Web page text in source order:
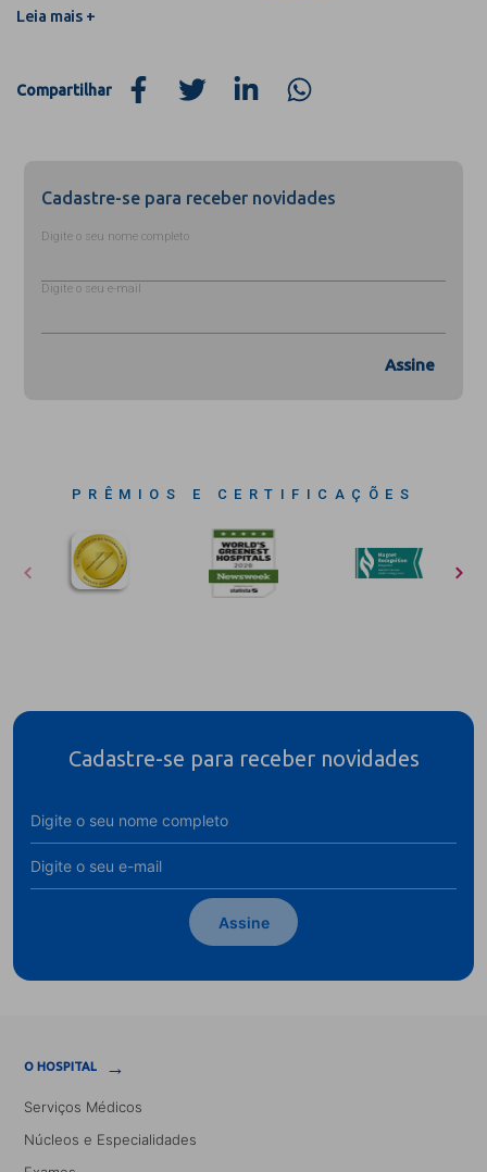
Leia mais +
Compartilhar
Cadastre-se para receber novidades
Digite o seu nome completo
Digite o seu e-mail
Assine
PRÊMIOS E CERTIFICAÇÕES
Cadastre-se para receber novidades
Assine
O HOSPITAL →
Serviços Médicos
Núcleos e Especialidades